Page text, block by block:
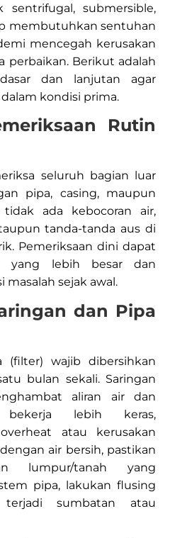
sentrifugal, submersible,
membutuhkan sentuhan
mencegah kerusakan
perbaikan. Berikut adalah
dan lanjutan agar
kondisi prima.​
Rutin
seluruh bagian luar
pipa, casing, maupun
ada kebocoran air,
tanda-tanda aus di
Pemeriksaan dini dapat
yang lebih besar dan
sejak awal.​
dan Pipa
(filter) wajib dibersihkan
bulan sekali. Saringan
aliran air dan
lebih keras,
atau kerusakan
air bersih, pastikan
lumpur/tanah yang
pipa, lakukan flusing
sumbatan atau